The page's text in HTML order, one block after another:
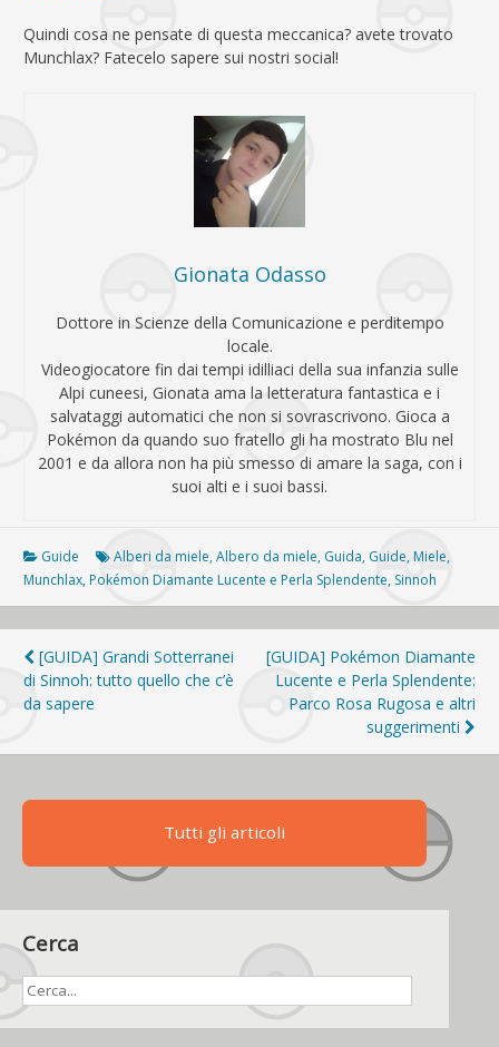
Quindi cosa ne pensate di questa meccanica? avete trovato
Munchlax? Fatecelo sapere sui nostri social!
Gionata Odasso
Dottore in Scienze della Comunicazione e perditempo
locale.
Videogiocatore fin dai tempi idilliaci della sua infanzia sulle
Alpi cuneesi, Gionata ama la letteratura fantastica e i
salvataggi automatici che non si sovrascrivono. Gioca a
Pokémon da quando suo fratello gli ha mostrato Blu nel
2001 e da allora non ha più smesso di amare la saga, con i
suoi alti e i suoi bassi.
Guide Alberi da miele,Albero da miele, Guida, Guide,Miele,
Munchlax, Pokémon Diamante Lucente e Perla Splendente, Sinnoh
Navigazione
articoli
[GUIDA] Grandi Sotterranei
di Sinnoh: tutto quello che c’è
da sapere
[GUIDA] Pokémon Diamante
Lucente e Perla Splendente:
Parco Rosa Rugosa e altri
suggerimenti
Tutti gli articoli
Cerca